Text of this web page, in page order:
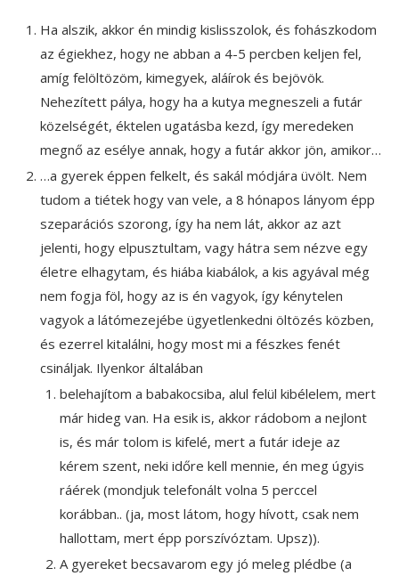
Ha alszik, akkor én mindig kislisszolok, és fohászkodom
az égiekhez, hogy ne abban a 4-5 percben keljen fel,
amíg felöltözöm, kimegyek, aláírok és bejövök.
Nehezített pálya, hogy ha a kutya megneszeli a futár
közelségét, éktelen ugatásba kezd, így meredeken
megnő az esélye annak, hogy a futár akkor jön, amikor…
…a gyerek éppen felkelt, és sakál módjára üvölt. Nem
tudom a tiétek hogy van vele, a 8 hónapos lányom épp
szeparációs szorong, így ha nem lát, akkor az azt
jelenti, hogy elpusztultam, vagy hátra sem nézve egy
életre elhagytam, és hiába kiabálok, a kis agyával még
nem fogja föl, hogy az is én vagyok, így kénytelen
vagyok a látómezejébe ügyetlenkedni öltözés közben,
és ezerrel kitalálni, hogy most mi a fészkes fenét
csináljak. Ilyenkor általában
belehajítom a babakocsiba, alul felül kibélelem, mert
már hideg van. Ha esik is, akkor rádobom a nejlont
is, és már tolom is kifelé, mert a futár ideje az
kérem szent, neki időre kell mennie, én meg úgyis
ráérek (mondjuk telefonált volna 5 perccel
korábban.. (ja, most látom, hogy hívott, csak nem
hallottam, mert épp porszívóztam. Upsz)).
A gyereket becsavarom egy jó meleg plédbe (a